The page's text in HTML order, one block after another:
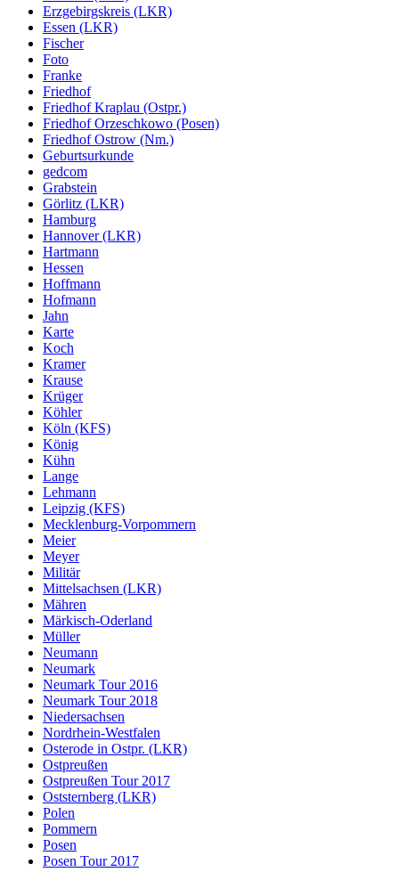
Erzgebirgskreis (LKR)
Essen (LKR)
Fischer
Foto
Franke
Friedhof
Friedhof Kraplau (Ostpr.)
Friedhof Orzeschkowo (Posen)
Friedhof Ostrow (Nm.)
Geburtsurkunde
gedcom
Grabstein
Görlitz (LKR)
Hamburg
Hannover (LKR)
Hartmann
Hessen
Hoffmann
Hofmann
Jahn
Karte
Koch
Kramer
Krause
Krüger
Köhler
Köln (KFS)
König
Kühn
Lange
Lehmann
Leipzig (KFS)
Mecklenburg-Vorpommern
Meier
Meyer
Militär
Mittelsachsen (LKR)
Mähren
Märkisch-Oderland
Müller
Neumann
Neumark
Neumark Tour 2016
Neumark Tour 2018
Niedersachsen
Nordrhein-Westfalen
Osterode in Ostpr. (LKR)
Ostpreußen
Ostpreußen Tour 2017
Oststernberg (LKR)
Polen
Pommern
Posen
Posen Tour 2017